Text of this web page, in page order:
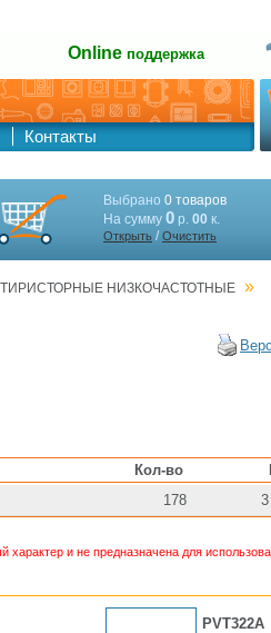
Online поддержка
Контакты
Выбрано 0 товаров
На сумму 0 р. 00 к.
Открыть /Очистить
НИЗКОЧАСТОТНЫЕ »
Кол-во
178
и не предназначена для
PVT322A